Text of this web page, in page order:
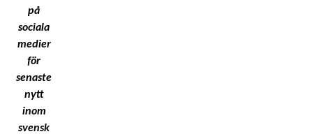
på
sociala
medier
för
senaste
nytt
inom
svensk